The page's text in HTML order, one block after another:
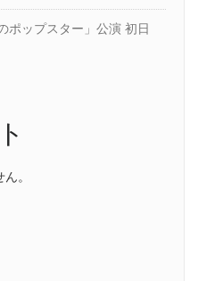
ポップスター」公演 初日
。